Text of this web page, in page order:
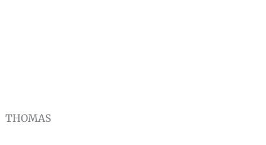
THOMAS